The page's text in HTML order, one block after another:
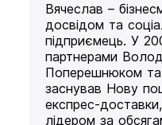
Вячеслав –
досвідом та
підприємець. У
партнерами
Поперешнюком
заснував Нову
експрес-
лідером за